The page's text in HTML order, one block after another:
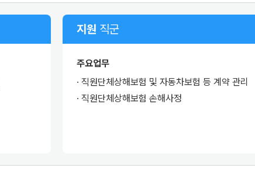
지원 직군
주요업무
· 직원단체상해보험 및 자동차보험 등 계약 관리
· 직원단체상해보험 손해사정